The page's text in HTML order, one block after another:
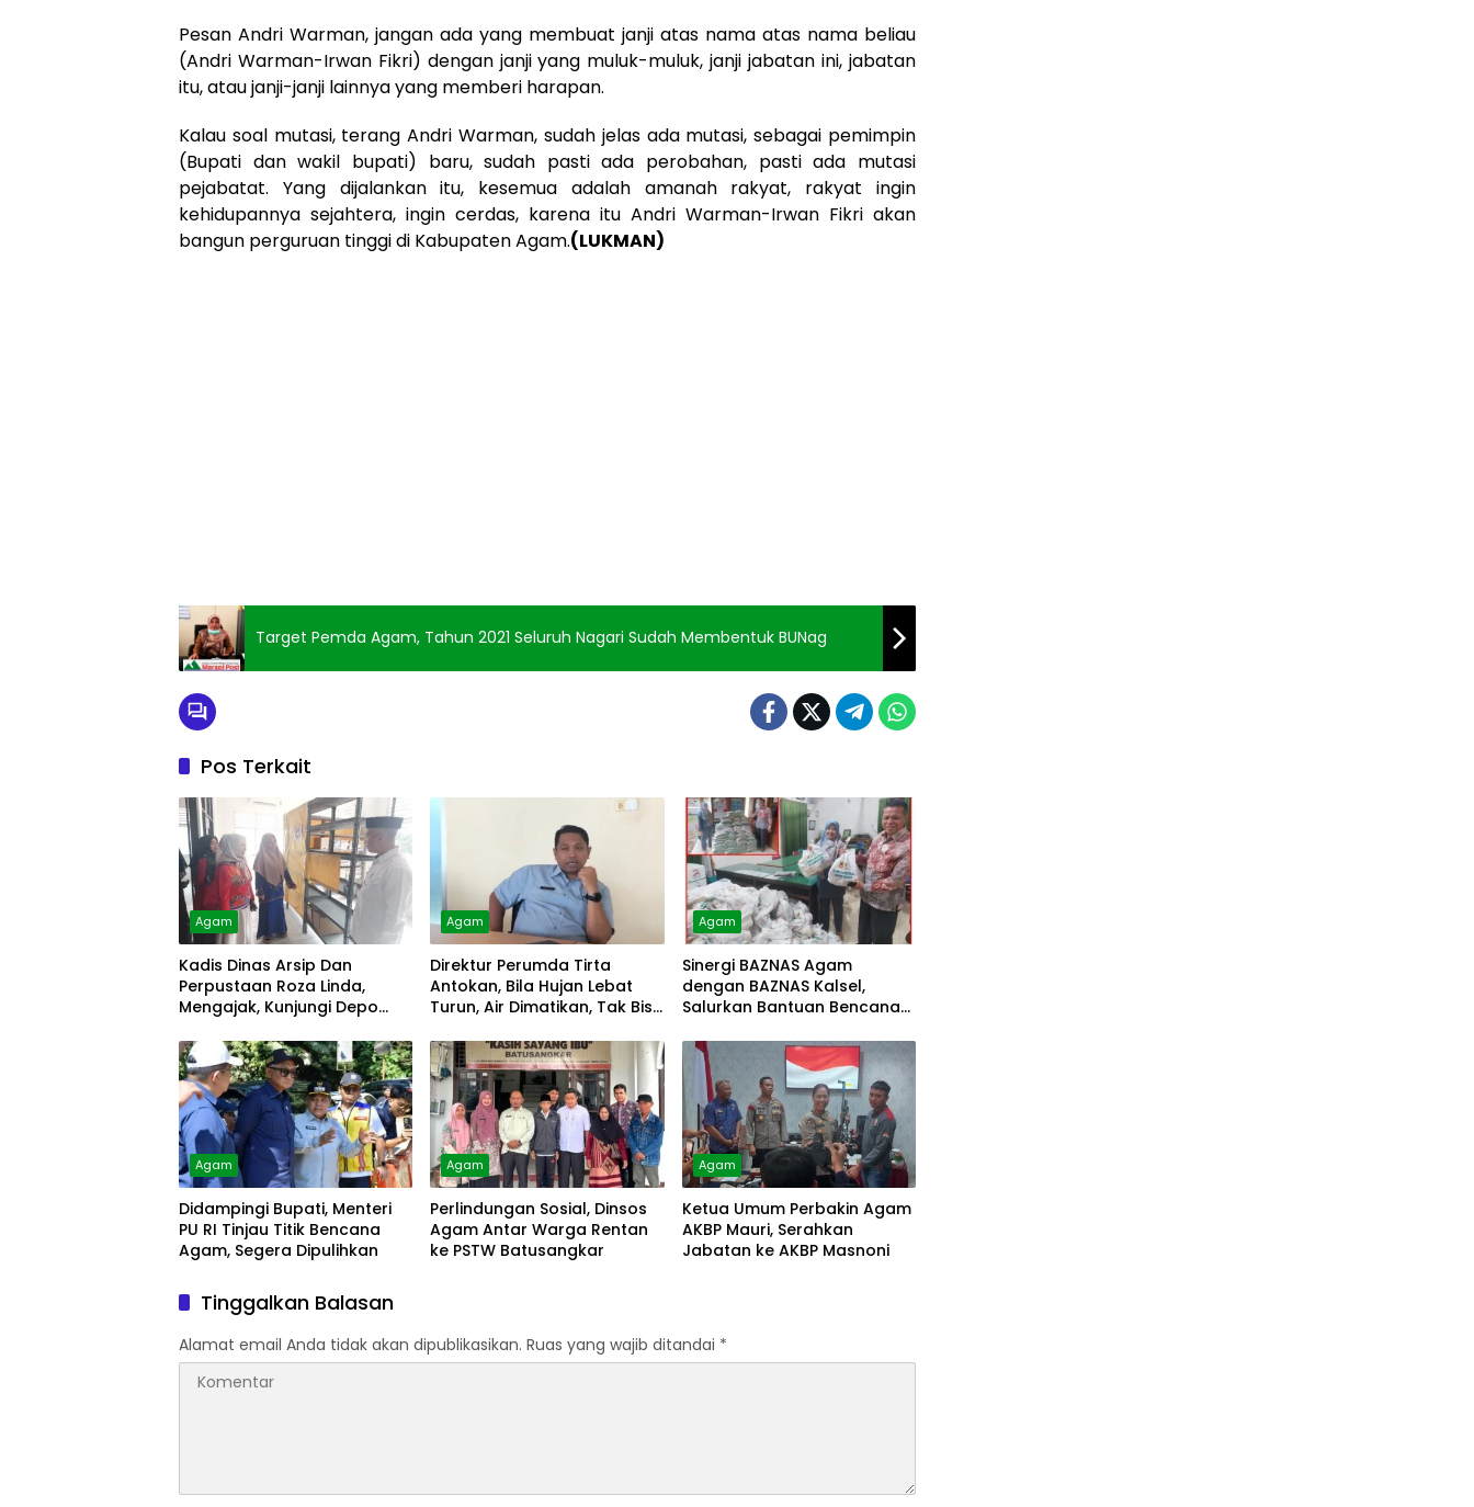
Pesan Andri Warman, jangan ada yang membuat janji atas nama atas nama beliau
(Andri Warman-Irwan Fikri) dengan janji yang muluk-muluk, janji jabatan ini, jabatan
itu, atau janji-janji lainnya yang memberi harapan.
Kalau soal mutasi, terang Andri Warman, sudah jelas ada mutasi, sebagai pemimpin
(Bupati dan wakil bupati) baru, sudah pasti ada perobahan, pasti ada mutasi
pejabatat. Yang dijalankan itu, kesemua adalah amanah rakyat, rakyat ingin
kehidupannya sejahtera, ingin cerdas, karena itu Andri Warman-Irwan Fikri akan
bangun perguruan tinggi di Kabupaten Agam.(LUKMAN)
Target Pemda Agam, Tahun 2021 Seluruh Nagari Sudah Membentuk BUNag
Pos Terkait
Agam
Kadis Dinas Arsip Dan
Perpustaan Roza Linda,
Mengajak, Kunjungi Depo
Agam
Direktur Perumda Tirta
Antokan, Bila Hujan Lebat
Turun, Air Dimatikan, Tak Bisa
Agam
Sinergi BAZNAS Agam
dengan BAZNAS Kalsel,
Salurkan Bantuan Bencana
Agam
Didampingi Bupati, Menteri
PU RI Tinjau Titik Bencana
Agam, Segera Dipulihkan
Agam
Perlindungan Sosial, Dinsos
Agam Antar Warga Rentan
ke PSTW Batusangkar
Agam
Ketua Umum Perbakin Agam
AKBP Mauri, Serahkan
Jabatan ke AKBP Masnoni
Tinggalkan Balasan
Alamat email Anda tidak akan dipublikasikan. Ruas yang wajib ditandai *